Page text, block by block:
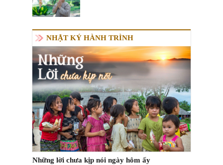
NHẬT KÝ HÀNH TRÌNH
Những lời chưa kịp nói ngày hôm ấy